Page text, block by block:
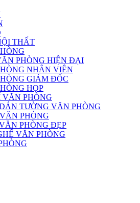
THẤT
PHÒNG HIỆN ĐẠI
NHÂN VIÊN
GIÁM ĐỐC
HỌP
VĂN PHÒNG
TƯỜNG VĂN PHÒNG
PHÒNG
PHÒNG ĐẸP
VĂN PHÒNG